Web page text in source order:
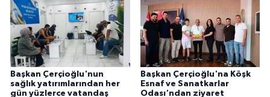
Başkan Çerçioğlu'nun
sağlık yatırımlarından her
gün yüzlerce vatandaş
Başkan Çerçioğlu'na Köşk
Esnaf ve Sanatkarlar
Odası'ndan ziyaret